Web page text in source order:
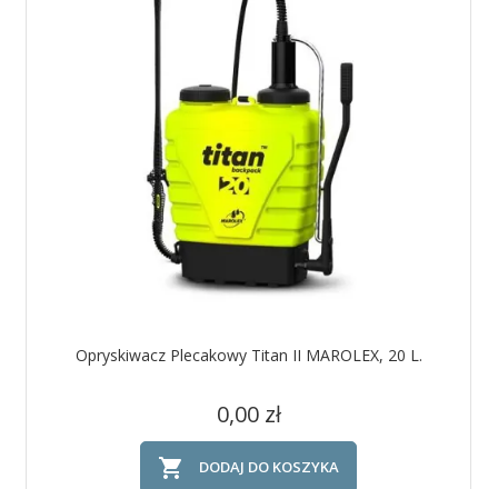
Opryskiwacz Plecakowy Titan II MAROLEX, 20 L.
Cena
0,00 zł
 DODAJ DO KOSZYKA